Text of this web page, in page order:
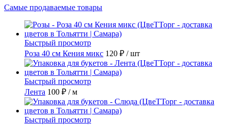
Самые продаваемые товары
Быстрый просмотр
Роза 40 см Кения микс 120 ₽ / шт
Быстрый просмотр
Лента 100 ₽ / м
Быстрый просмотр